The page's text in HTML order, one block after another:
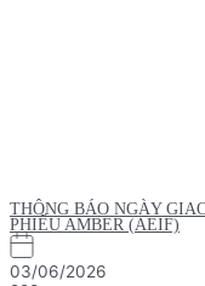
THÔNG BÁO NGÀY
PHIẾU AMBER (AEIF)
03/06/2026